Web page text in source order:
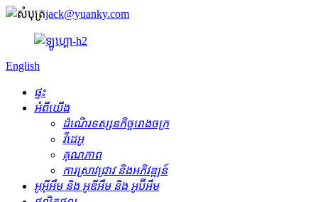
jack@yuanky.com
English
ផ្ទះ
អំពីយើង
ដំណើរទស្សនកិច្ចរោងចក្រ
វីដេអូ
គុណភាព
ការស្រាវជ្រាវ និងអភិវឌ្ឍន៍
អូអ៊ីអឹម និង អូឌីអឹម និង អូប៊ីអឹម